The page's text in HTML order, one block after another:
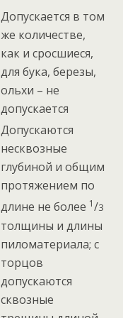
Допускается в том
же количестве,
как и сросшиеся,
для бука, березы,
ольхи – не
допускается
Допускаются
несквозные
глубиной и общим
протяжением по
длине не более 1/3
толщины и длины
пиломатериала; с
торцов
допускаются
сквозные